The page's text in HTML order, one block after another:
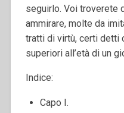
seguirlo. Voi troverete
ammirare, molte da
tratti di virtù, certi detti
superiori all’età di un
Indice:
Capo I.